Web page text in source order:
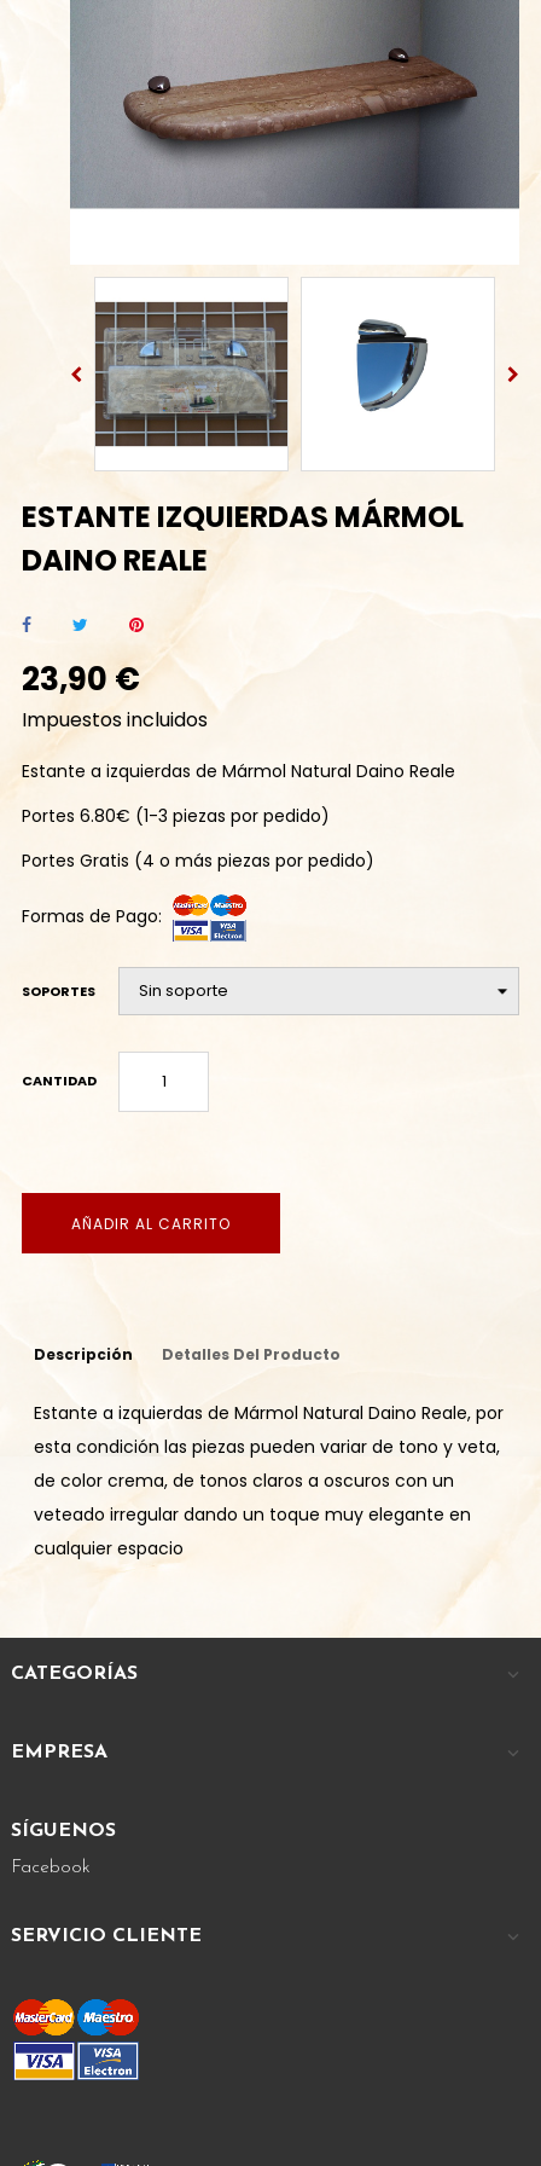
ESTANTE IZQUIERDAS MÁRMOL
DAINO REALE
23,90 €
Impuestos incluidos
Estante a izquierdas de Mármol Natural Daino Reale
Portes 6.80€ (1-3 piezas por pedido)
Portes Gratis (4 o más piezas por pedido)
Formas de Pago:
SOPORTES
CANTIDAD
AÑADIR AL CARRITO
Descripción Detalles Del Producto
Estante a izquierdas de Mármol Natural Daino Reale, por
esta condición las piezas pueden variar de tono y veta,
de color crema, de tonos claros a oscuros con un
veteado irregular dando un toque muy elegante en
cualquier espacio
CATEGORÍAS 
EMPRESA 
SÍGUENOS
Facebook
SERVICIO CLIENTE 